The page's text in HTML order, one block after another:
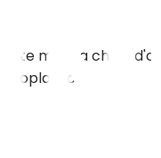
minata che è